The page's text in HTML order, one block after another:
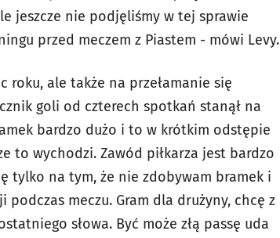
jeszcze nie podjęliśmy w tej sprawie
przed meczem z Piastem - mówi Levy.
roku, ale także na przełamanie się
goli od czterech spotkań stanął na
bardzo dużo i to w krótkim odstępie
to wychodzi. Zawód piłkarza jest bardzo
tylko na tym, że nie zdobywam bramek i
meczu. Gram dla drużyny, chcę z
słowa. Być może złą passę uda